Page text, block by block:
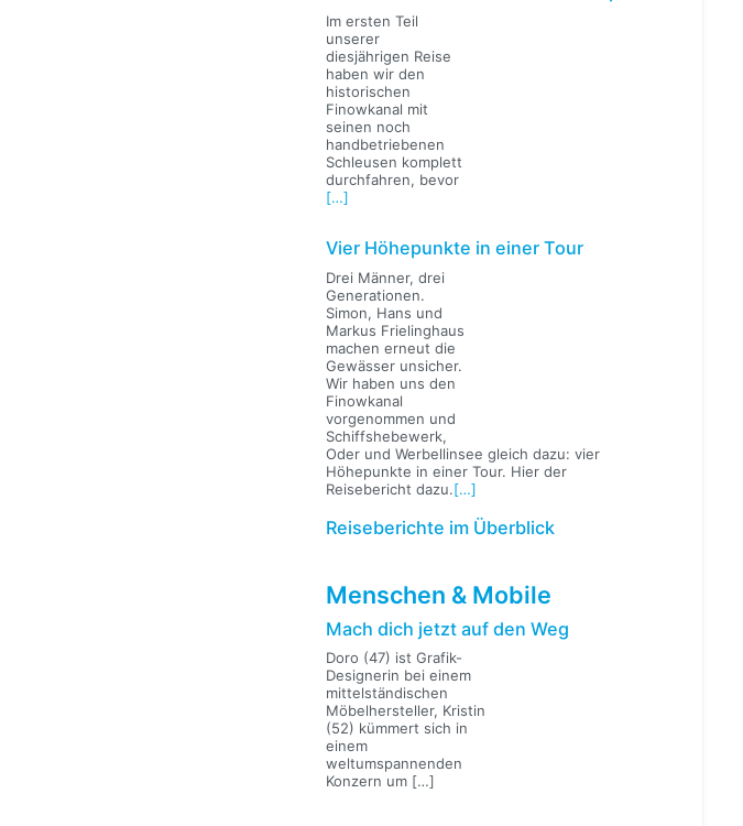
Im ersten Teil
unserer
diesjährigen Reise
haben wir den
historischen
Finowkanal mit
seinen noch
handbetriebenen
Schleusen komplett
durchfahren, bevor
[…]
Vier Höhepunkte in einer Tour
Drei Männer, drei
Generationen.
Simon, Hans und
Markus Frielinghaus
machen erneut die
Gewässer unsicher.
Wir haben uns den
Finowkanal
vorgenommen und
Schiffshebewerk,
Oder und Werbellinsee gleich dazu: vier
Höhepunkte in einer Tour. Hier der
Reisebericht dazu.[…]
Reiseberichte im Überblick
Menschen & Mobile
Mach dich jetzt auf den Weg
Doro (47) ist Grafik-
Designerin bei einem
mittelständischen
Möbelhersteller, Kristin
(52) kümmert sich in
einem
weltumspannenden
Konzern um […]